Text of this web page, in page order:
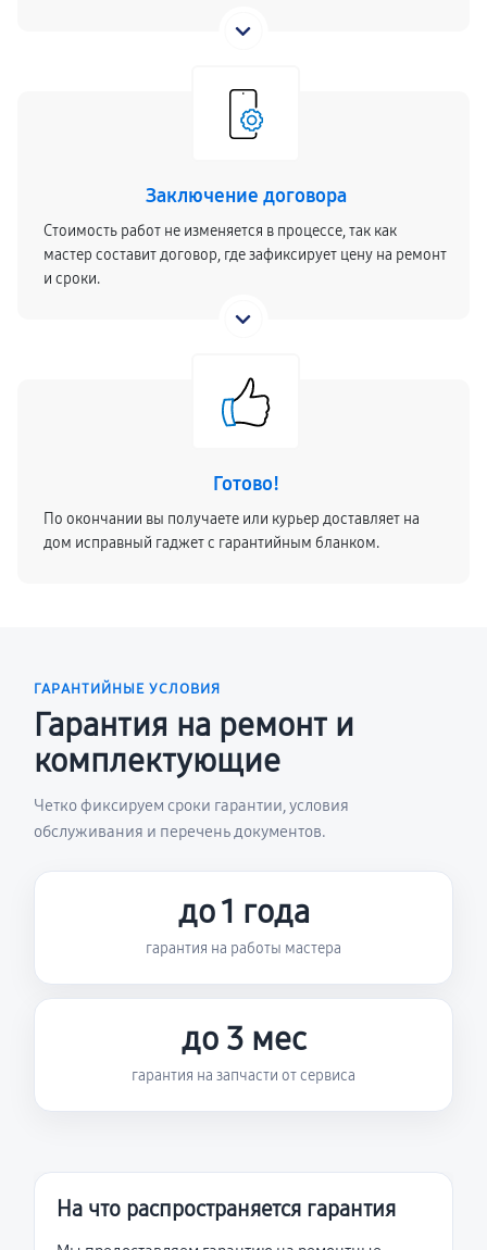
Заключение договора
Стоимость работ не изменяется в процессе, так как
мастер составит договор, где зафиксирует цену на ремонт
и сроки.
Готово!
По окончании вы получаете или курьер доставляет на
дом исправный гаджет с гарантийным бланком.
ГАРАНТИЙНЫЕ УСЛОВИЯ
Гарантия на ремонт и
комплектующие
Четко фиксируем сроки гарантии, условия
обслуживания и перечень документов.
до 1 года
гарантия на работы мастера
до 3 мес
гарантия на запчасти от сервиса
На что распространяется гарантия